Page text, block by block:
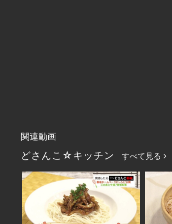
関連動画
どさんこ☆キッチン すべて見る